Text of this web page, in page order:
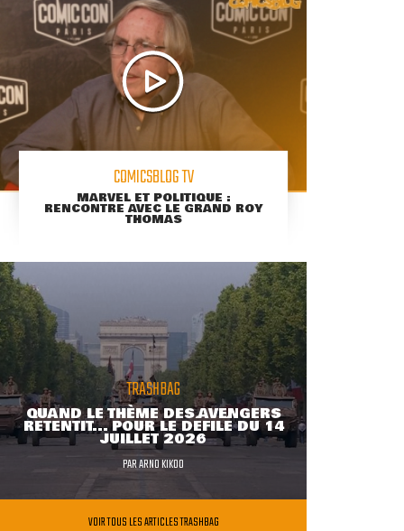
COMICSBLOG TV
MARVEL ET POLITIQUE :
RENCONTRE AVEC LE GRAND ROY
THOMAS
TRASHBAG
QUAND LE THÈME DES AVENGERS
RETENTIT... POUR LE DÉFILÉ DU 14
JUILLET 2026
PARARNO KIKOO
VOIR TOUS LES ARTICLES TRASHBAG